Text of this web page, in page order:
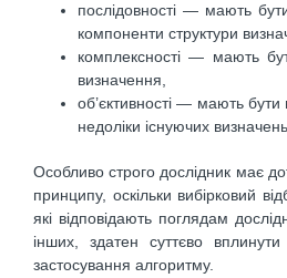
послідовності — мають
компоненти структури
комплексності — мають
визначення,
об’єктивності — мають бути
недоліки існуючих визначень.
Особливо строго дослідник має
принципу, оскільки вибірковий
які відповідають поглядам
інших, здатен суттєво
застосування алгоритму.